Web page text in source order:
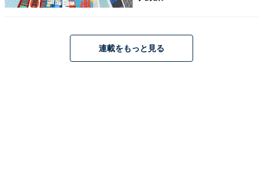
連載をもっと見る